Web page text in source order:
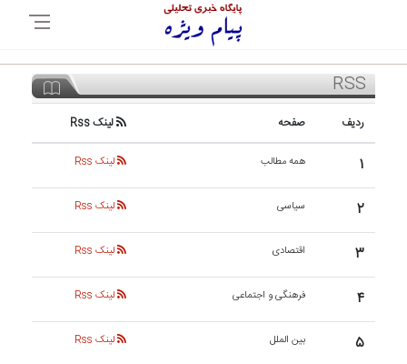
RSS
ردیف صفحه لینک Rss
۱ همه مطالب لینک Rss
۲ سیاسی لینک Rss
۳ اقتصادی لینک Rss
۴ فرهنگی و اجتماعی لینک Rss
۵ بین الملل لینک Rss